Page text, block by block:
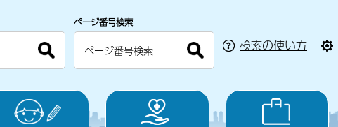
ページ番号検索
検索の使い方